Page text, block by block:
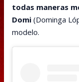
todas maneras
Domi (Dominga
modelo.